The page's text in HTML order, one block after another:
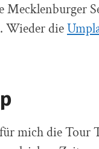
Mecklenburger
Wieder die
mich die Tour